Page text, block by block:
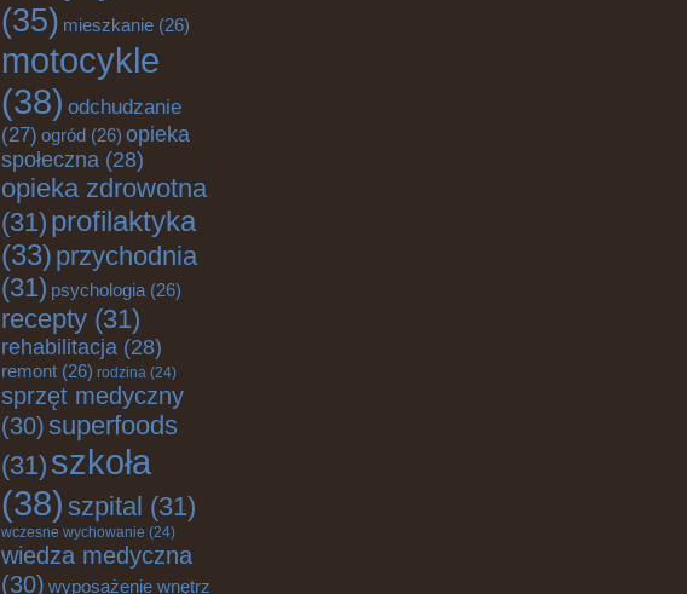
(35) mieszkanie (26)
motocykle
(38) odchudzanie
(27) ogród (26) opieka
społeczna (28)
opieka zdrowotna
(31) profilaktyka
(33) przychodnia
(31) psychologia (26)
recepty (31)
rehabilitacja (28)
remont (26) rodzina (24)
sprzęt medyczny
(30)superfoods
(31) szkoła
(38) szpital (31)
wczesne wychowanie (24)
wiedza medyczna
(30) wyposażenie wnętrz